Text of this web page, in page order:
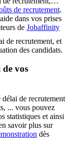
de recrutement.
dans vos prises
de Jobaffinity
de recrutement, et
des candidats.
vos
de recrutement
... vous pouvez
statistiques et ainsi
savoir plus sur
dès